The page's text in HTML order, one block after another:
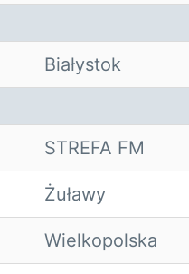
Białystok
STREFA FM
Żuławy
Wielkopolska